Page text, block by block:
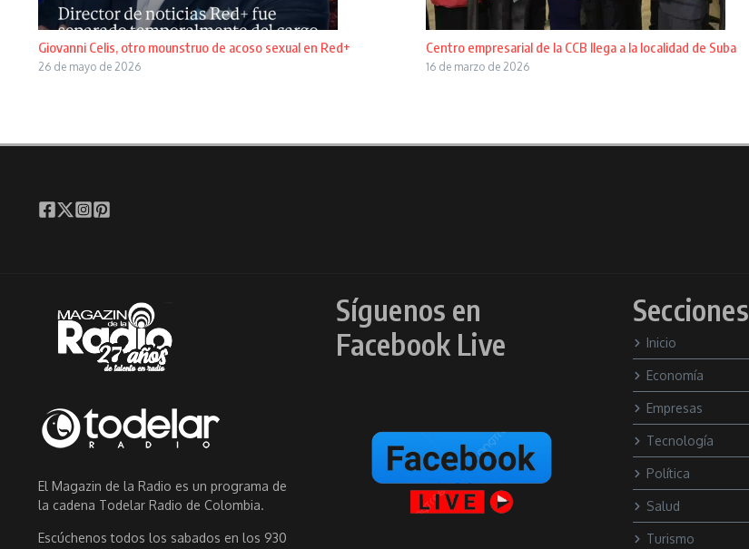
Giovanni Celis, otro mounstruo de acoso sexual en Red+
26 de mayo de 2026
Centro empresarial de la CCB llega a la localidad de Suba
16 de marzo de 2026
El Magazin de la Radio es un programa de
la cadena Todelar Radio de Colombia.
Escúchenos todos los sabados en los 930
Síguenos en
Facebook Live
Secciones
Inicio
Economía
Empresas
Tecnología
Política
Salud
Turismo